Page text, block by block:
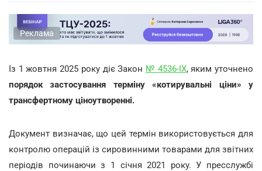
Реклама
Із 1 жовтня 2025 року діє Закон № 4536-IX, яким уточнено
порядок застосування терміну «котирувальні ціни» у
трансфертному ціноутворенні.
Документ визначає, що цей термін використовується для
контролю операцій із сировинними товарами для звітних
періодів починаючи з 1 січня 2021 року. У пресслужбі